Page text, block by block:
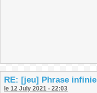
RE: [jeu] Phrase infinie
le 12 July 2021 - 22:03